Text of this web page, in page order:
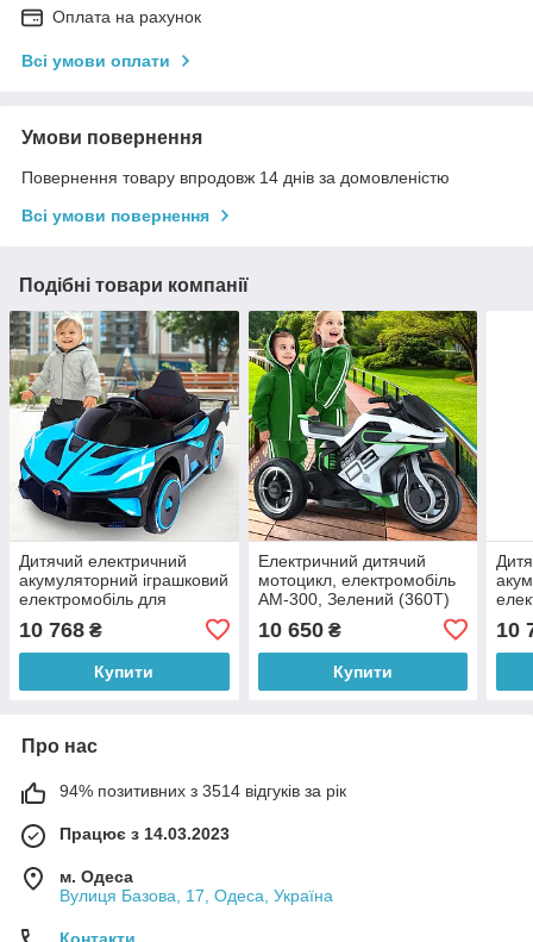
Оплата на рахунок
Всі умови оплати
Умови повернення
Повернення товару впродовж 14 днів за домовленістю
Всі умови повернення
Подібні товари компанії
Дитячий електричний
акумуляторний іграшковий
електромобіль для
Блакитний (360T)
10 768 ₴
Купити
Електричний дитячий
мотоцикл, електромобіль
AM-300, Зелений (360T)
10 650₴
Купити
10
Про нас
94% позитивних з 3514 відгуків за рік
Працює з 14.03.2023
м. Одеса
Вулиця Базова, 17, Одеса, Україна